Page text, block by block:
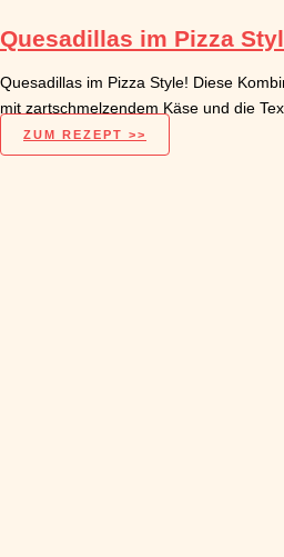
Quesadillas im Pizza
Quesadillas im Pizza Style! Diese
mit zartschmelzendem Käse und die
ZUM REZEPT >>